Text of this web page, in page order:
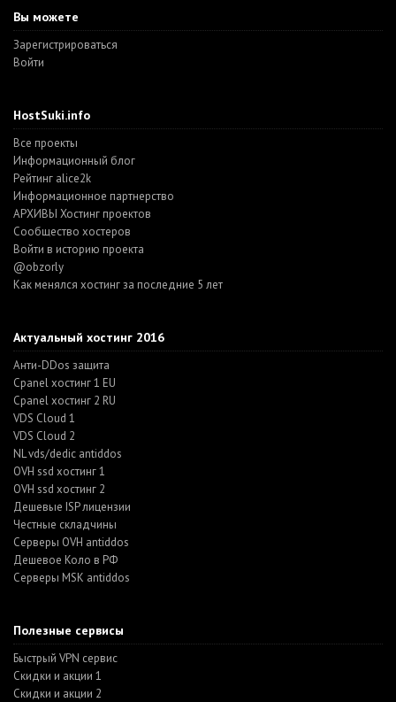
Вы можете
Зарегистрироваться
Войти
HostSuki.info
Все проекты
Информационный блог
Рейтинг alice2k
Информационное партнерство
АРХИВЫ Хостинг проектов
Cообщество хостеров
Войти в историю проекта
@obzorly
Как менялся хостинг за последние 5 лет
Актуальный хостинг 2016
Анти-DDos защита
Cpanel хостинг 1 EU
Cpanel хостинг 2 RU
VDS Cloud 1
VDS Cloud 2
NL vds/dedic antiddos
OVH ssd хостинг 1
OVH ssd хостинг 2
Дешевые ISP лицензии
Честные складчины
Серверы OVH antiddos
Дешевое Коло в РФ
Серверы MSK antiddos
Полезные сервисы
Быстрый VPN сервис
Скидки и акции 1
Скидки и акции 2